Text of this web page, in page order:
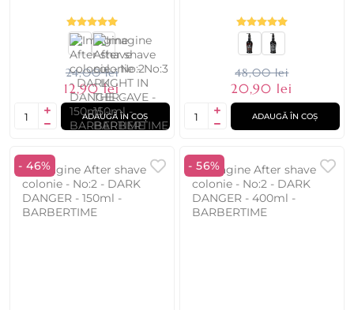
24,00 lei
12,90 lei
ADAUGĂ ÎN COȘ
48,00 lei
20,90 lei
ADAUGĂ ÎN COȘ
- 46% - 56%